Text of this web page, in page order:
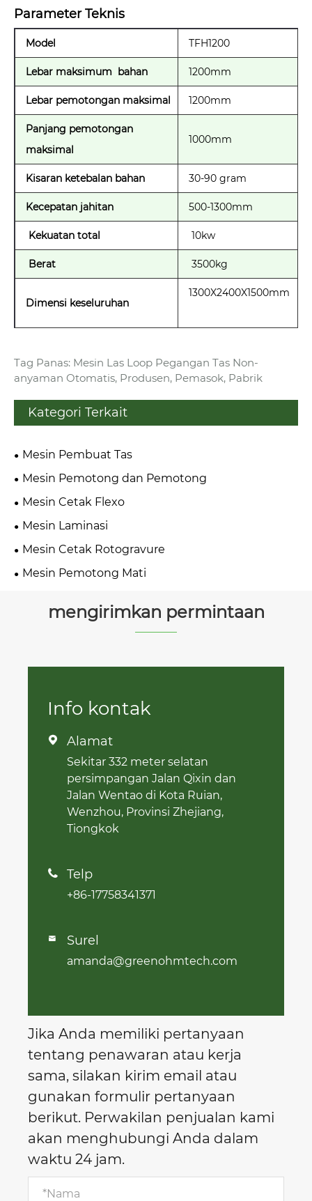
Parameter Teknis
Model TFH1200
Lebar maksimum bahan 1200mm
Lebar pemotongan maksimal 1200mm
Panjang pemotongan
maksimal
1000mm
Kisaran ketebalan bahan 30-90 gram
Kecepatan jahitan 500-1300mm
Kekuatan total 10kw
Berat 3500kg
Dimensi keseluruhan
1300X2400X1500mm
Tag Panas: Mesin Las Loop Pegangan Tas Non-
anyaman Otomatis, Produsen, Pemasok, Pabrik
Kategori Terkait
Mesin Pembuat Tas
Mesin Pemotong dan Pemotong
Mesin Cetak Flexo
Mesin Laminasi
Mesin Cetak Rotogravure
Mesin Pemotong Mati
mengirimkan permintaan
Info kontak
 Alamat
Sekitar 332 meter selatan
persimpangan Jalan Qixin dan
Jalan Wentao di Kota Ruian,
Wenzhou, Provinsi Zhejiang,
Tiongkok
 Telp
+86-17758341371
 Surel
amanda@greenohmtech.com
Jika Anda memiliki pertanyaan
tentang penawaran atau kerja
sama, silakan kirim email atau
gunakan formulir pertanyaan
berikut. Perwakilan penjualan kami
akan menghubungi Anda dalam
waktu 24 jam.